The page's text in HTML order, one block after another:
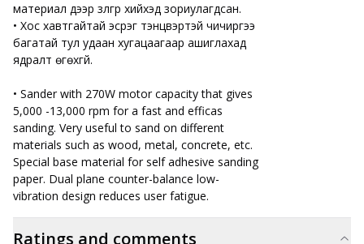
материал дээр зүлгүүр хийхэд зориулагдсан.
• Хос хавтгайтай эсрэг тэнцвэртэй чичиргээ
багатай тул удаан хугацаагаар ашиглахад
ядралт өгөхгүй.
• Sander with 270W motor capacity that gives
5,000 -13,000 rpm for a fast and efficas
sanding. Very useful to sand on different
materials such as wood, metal, concrete, etc.
Special base material for self adhesive sanding
paper. Dual plane counter-balance low-
vibration design reduces user fatigue.
Ratings and comments